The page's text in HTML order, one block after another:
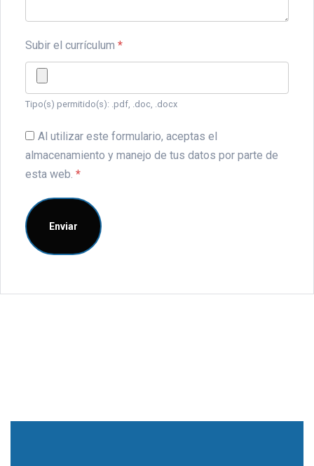
Subir el currículum *
Tipo(s) permitido(s): .pdf, .doc, .docx
Al utilizar este formulario, aceptas el
almacenamiento y manejo de tus datos por parte de
esta web. *